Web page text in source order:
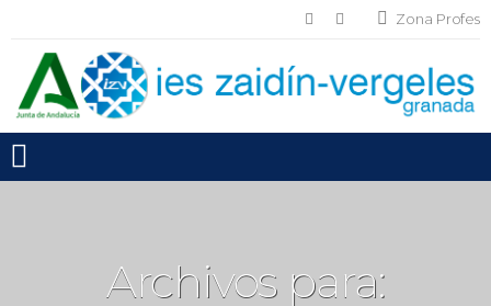
Zona Profes
Toggle mobile menu
Archivos para: